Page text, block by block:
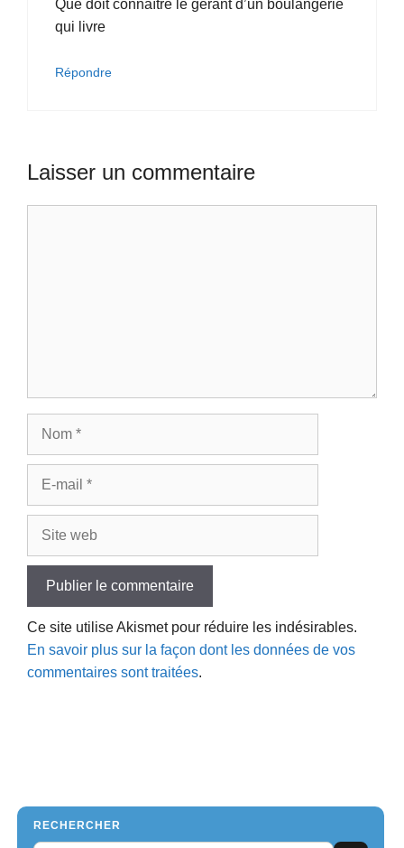
Que doit connaître le gérant d’un boulangerie
qui livre
Répondre
Laisser un commentaire
Ce site utilise Akismet pour réduire les indésirables.
En savoir plus sur la façon dont les données de vos
commentaires sont traitées.
RECHERCHER